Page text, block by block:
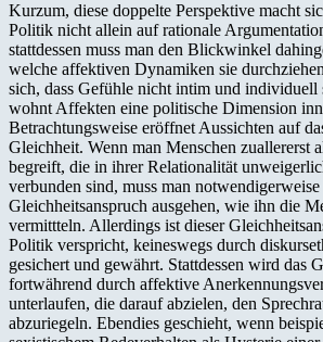
Kurzum, diese doppelte Perspektive macht
Politik nicht allein auf rationale
stattdessen muss man den Blickwinkel
welche affektiven Dynamiken sie
sich, dass Gefühle nicht intim und individuell
wohnt Affekten eine politische Dimension
Betrachtungsweise eröffnet Aussichten auf
Gleichheit. Wenn man Menschen zuallererst
begreift, die in ihrer Relationalität
verbunden sind, muss man
Gleichheitsanspruch ausgehen, wie ihn die
vermittteln. Allerdings ist dieser
Politik verspricht, keineswegs durch
gesichert und gewährt. Stattdessen wird das
fortwährend durch affektive
unterlaufen, die darauf abzielen, den
abzuriegeln. Ebendies geschieht, wenn